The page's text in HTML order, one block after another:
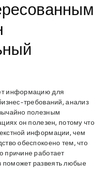
информацию для
требований, анализ
полезным
он полезен, потому что
информации, чем
обеспокоено тем, что
причине работает
развеять любые